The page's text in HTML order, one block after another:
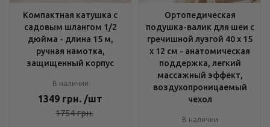
Компактная катушка с
садовым шлангом 1/2
дюйма - длина 15 м,
ручная намотка,
защищенный корпус
В наличии
1349 грн. /шт
1754грн.
Ортопедическая
подушка-валик для шеи с
гречишной лузгой 40 х 15
х 12 см - анатомическая
поддержка, легкий
массажный эффект,
воздухопроницаемый
чехол
В наличии